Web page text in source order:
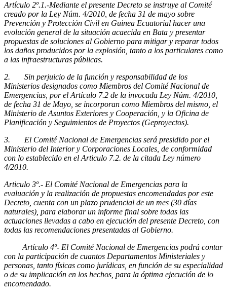
Artículo 2º.1.-Mediante el presente Decreto se instruye al Comité
creado por la Ley Núm. 4/2010, de fecha 31 de mayo sobre
Prevención y Protección Civil en Guinea Ecuatorial hacer una
evolución general de la situación acaecida en Bata y presentar
propuestas de soluciones al Gobierno para mitigar y reparar todos
los daños producidos por la explosión, tanto a los particulares como
a las infraestructuras públicas.
2. Sin perjuicio de la función y responsabilidad de los
Ministerios designados como Miembros del Comité Nacional de
Emergencias, por el Artículo 7.2 de la invocada Ley Núm. 4/2010,
de fecha 31 de Mayo, se incorporan como Miembros del mismo, el
Ministerio de Asuntos Exteriores y Cooperación, y la Oficina de
Planificación y Seguimientos de Proyectos (Geproyectos).
3. El Comité Nacional de Emergencias será presidido por el
Ministerio del Interior y Corporaciones Locales, de conformidad
con lo establecido en el Articulo 7.2. de la citada Ley número
4/2010.
Articulo 3º.- El Comité Nacional de Emergencias para la
evaluación y la realización de propuestas encomendadas por este
Decreto, cuenta con un plazo prudencial de un mes (30 días
naturales), para elaborar un informe final sobre todas las
actuaciones llevadas a cabo en ejecución del presente Decreto, con
todas las recomendaciones presentadas al Gobierno.
Artículo 4º- El Comité Nacional de Emergencias podrá contar
con la participación de cuantos Departamentos Ministeriales y
personas, tanto físicas como jurídicas, en función de su especialidad
o de su implicación en los hechos, para la óptima ejecución de lo
encomendado.